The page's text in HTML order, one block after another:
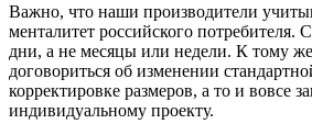
Важно, что наши производители
менталитет российского потребителя.
дни, а не месяцы или недели. К тому
договориться об изменении
корректировке размеров, а то и вовсе
индивидуальному проекту.